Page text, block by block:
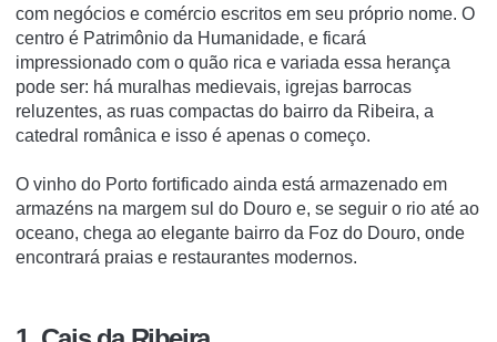
com negócios e comércio escritos em seu próprio nome. O
centro é Patrimônio da Humanidade, e ficará
impressionado com o quão rica e variada essa herança
pode ser: há muralhas medievais, igrejas barrocas
reluzentes, as ruas compactas do bairro da Ribeira, a
catedral românica e isso é apenas o começo.
O vinho do Porto fortificado ainda está armazenado em
armazéns na margem sul do Douro e, se seguir o rio até ao
oceano, chega ao elegante bairro da Foz do Douro, onde
encontrará praias e restaurantes modernos.